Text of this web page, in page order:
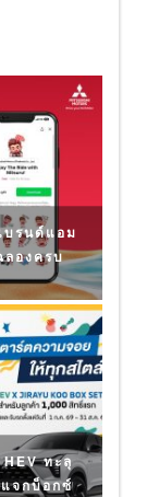
บรนด์แอม
ลองครบ
ทะลุ
จกบ็อกซ์